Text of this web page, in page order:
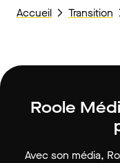
Accueil Transition
Roole
Avec son média,